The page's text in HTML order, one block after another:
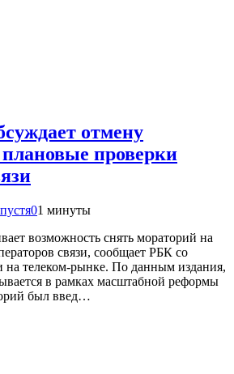
отмену
проверки
01 минуты
возможность снять мораторий на
связи, сообщает РБК со
на телеком-рынке. По данным издания,
в рамках масштабной реформы
был введ…